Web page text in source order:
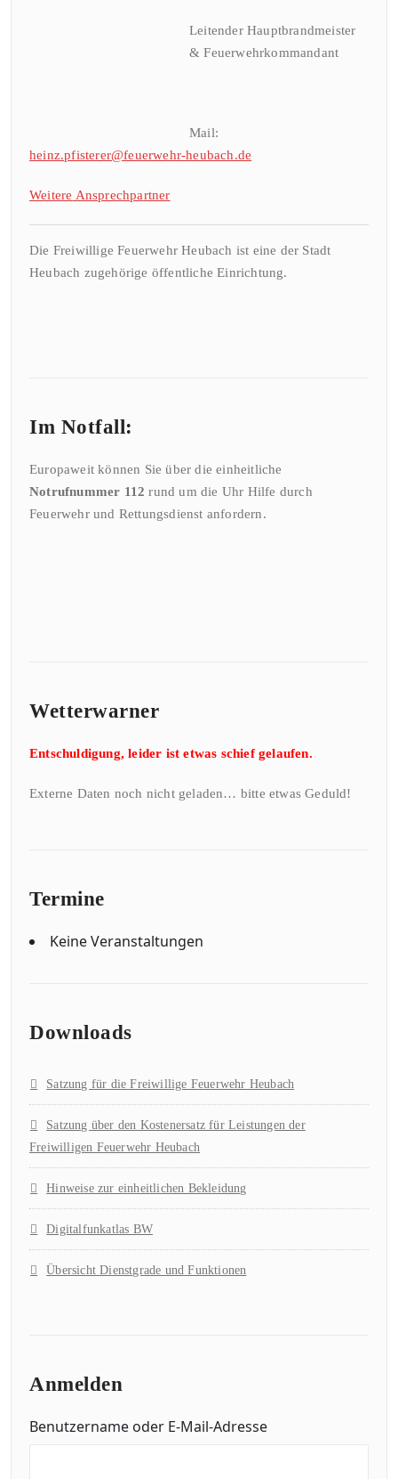
Leitender Hauptbrandmeister
& Feuerwehrkommandant
Mail:
heinz.pfisterer@feuerwehr-heubach.de
Weitere Ansprechpartner
Die Freiwillige Feuerwehr Heubach ist eine der Stadt
Heubach zugehörige öffentliche Einrichtung.
Im Notfall:
Europaweit können Sie über die einheitliche
Notrufnummer 112 rund um die Uhr Hilfe durch
Feuerwehr und Rettungsdienst anfordern.
Wetterwarner
Entschuldigung, leider ist etwas schief gelaufen.
Externe Daten noch nicht geladen… bitte etwas Geduld!
Termine
Keine Veranstaltungen
Downloads
Satzung für die Freiwillige Feuerwehr Heubach
Satzung über den Kostenersatz für Leistungen der
Freiwilligen Feuerwehr Heubach
Hinweise zur einheitlichen Bekleidung
Digitalfunkatlas BW
Übersicht Dienstgrade und Funktionen
Anmelden
Benutzername oder E-Mail-Adresse